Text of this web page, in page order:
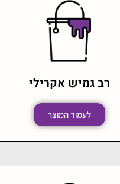
רב גמיש אקרילי
לעמוד המוצר